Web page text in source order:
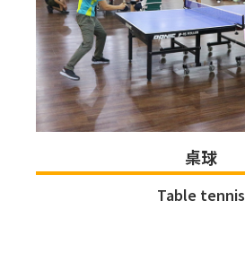
桌球
Table tennis